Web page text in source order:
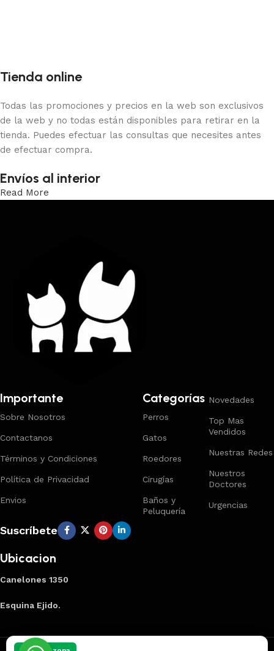
Tienda online
Todas las promociones y precios en la web son exclusivos
de la web y no todas están disponibles para retirar en la
tienda. Puedes efectuar las consultas que necesites antes
de efectuar compra.
Envíos al interior
Read More
Importante
Sobre Nosotros
Contactanos
Términos y Condiciones
Política de Privacidad
Envios
Categorías
Perros
Gatos
Roedores
Cirugías
Baños y
Peluquería
Novedades
Top Mas
Vendidos
Nuestras Redes
Nuestros
Doctores
Urgencias
Suscríbete
Ubicacion
Canelones 1350
Esquina Ejido.
Creado por